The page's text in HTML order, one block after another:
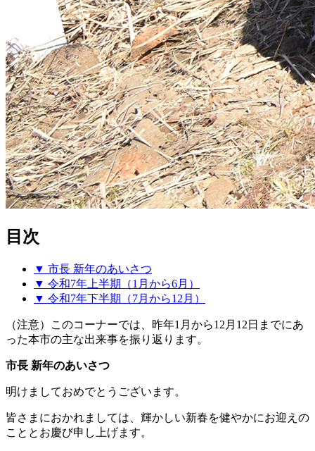
目次
▼ 市長 新年のあいさつ
▼ 令和7年上半期（1月から6月）
▼ 令和7年下半期（7月から12月）
（注意）このコーナーでは、昨年1月から12月12日までにあ
った本市の主な出来事を振り返ります。
市長 新年のあいさつ
明けましておめでとうございます。
皆さまにおかれましては、輝かしい新春を健やかにお迎えの
こととお慶び申し上げます。